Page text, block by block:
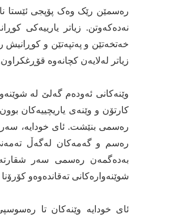
رەسمێن رێک وەک پۆپجی ئێستا
نەدەکەوتن. زیاتر یارییەکی
خەتخەتێن و پەتپەتێن و
زیاتر لەلایەن کچانەوە
وێنەکانی ئەودەم گەلێ لە
کارتۆن و وێنەی یاریچییەکان
رەسمی بنێشت. ئای خودایە،
رەسم و گەمەکان لەگەڵ تەمەنی
بەدەگمەن رەسمی سەر
شوێنەوارەکانی تەقاندەوەو
ئای خودایە وێنەکان تا رەسوسپی